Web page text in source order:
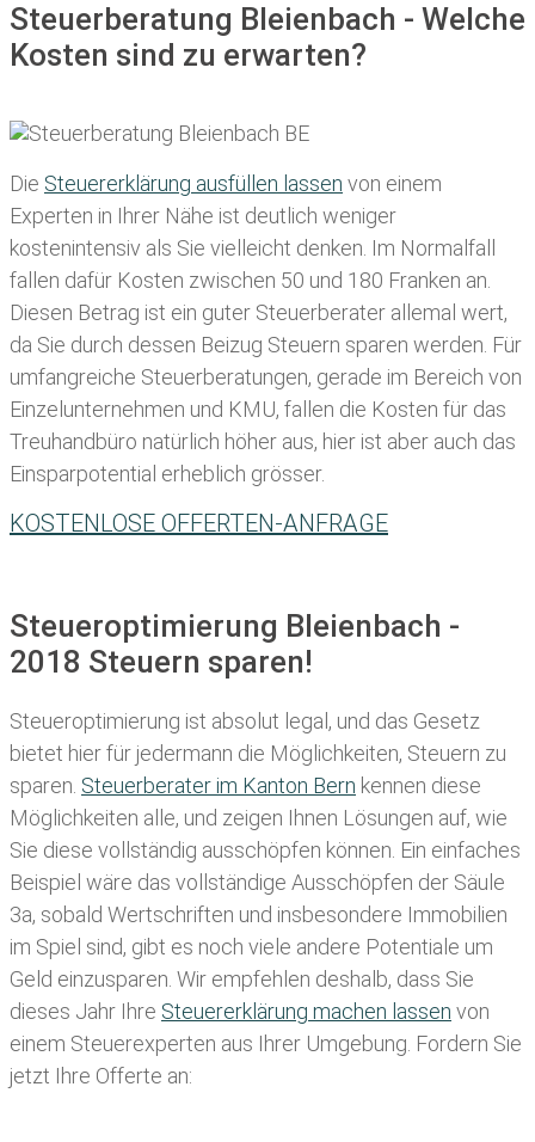
Steuerberatung Bleienbach - Welche
Kosten sind zu erwarten?
Die Steuererklärung ausfüllen lassen von einem
Experten in Ihrer Nähe ist deutlich weniger
kostenintensiv als Sie vielleicht denken. Im Normalfall
fallen dafür Kosten zwischen 50 und 180 Franken an.
Diesen Betrag ist ein guter Steuerberater allemal wert,
da Sie durch dessen Beizug Steuern sparen werden. Für
umfangreiche Steuerberatungen, gerade im Bereich von
Einzelunternehmen und KMU, fallen die Kosten für das
Treuhandbüro natürlich höher aus, hier ist aber auch das
Einsparpotential erheblich grösser.
KOSTENLOSE OFFERTEN-ANFRAGE
Steueroptimierung Bleienbach -
2018 Steuern sparen!
Steueroptimierung ist absolut legal, und das Gesetz
bietet hier für jedermann die Möglichkeiten, Steuern zu
sparen. Steuerberater im K anton Bern kennen diese
Möglichkeiten alle, und zeigen Ihnen Lösungen auf, wie
Sie diese vollständig ausschöpfen können. Ein einfaches
Beispiel wäre das vollständige Ausschöpfen der Säule
3a, sobald Wertschriften und insbesondere Immobilien
im Spiel sind, gibt es noch viele andere Potentiale um
Geld einzusparen. Wir empfehlen deshalb, dass Sie
dieses Jahr Ihre Steuererklärung machen lassen von
einem Steuerexperten aus Ihrer Umgebung. Fordern Sie
jetzt Ihre Offerte an: